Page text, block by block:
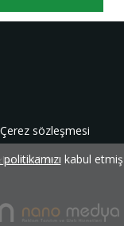
Çerez sözleşmesi
saklıdır.
politikamızı kabul etmiş